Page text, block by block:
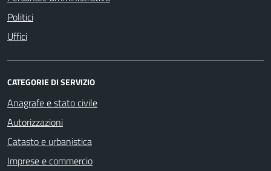
Politici
Uffici
CATEGORIE DI SERVIZIO
Anagrafe e stato civile
Autorizzazioni
Catasto e urbanistica
Imprese e commercio